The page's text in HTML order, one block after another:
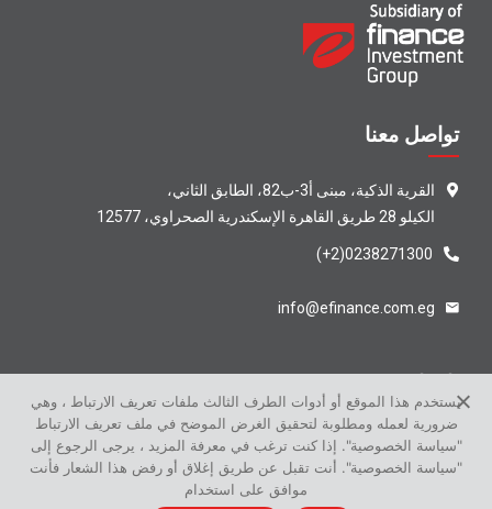
تواصل معنا
القرية الذكية، مبنى أ3-ب82، الطابق الثاني،
الكيلو 28 طريق القاهرة الإسكندرية الصحراوي، 12577
(+2)0238271300
info@efinance.com.eg
يستخدم هذا الموقع أو أدوات الطرف الثالث ملفات تعريف الارتباط ، وهي
ضرورية لعمله ومطلوبة لتحقيق الغرض الموضح في ملف تعريف الارتباط
"سياسة الخصوصية". إذا كنت ترغب في معرفة المزيد ، يرجى الرجوع إلى
"سياسة الخصوصية". أنت تقبل عن طريق إغلاق أو رفض هذا الشعار فأنت
موافق على استخدام